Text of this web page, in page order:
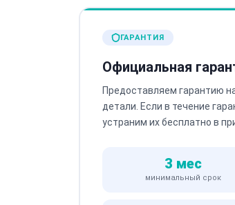
ГАРАНТИЯ
Официальная
Предоставляем гарантию
детали. Если в течение
устраним их бесплатно в
3 мес
минимальный срок